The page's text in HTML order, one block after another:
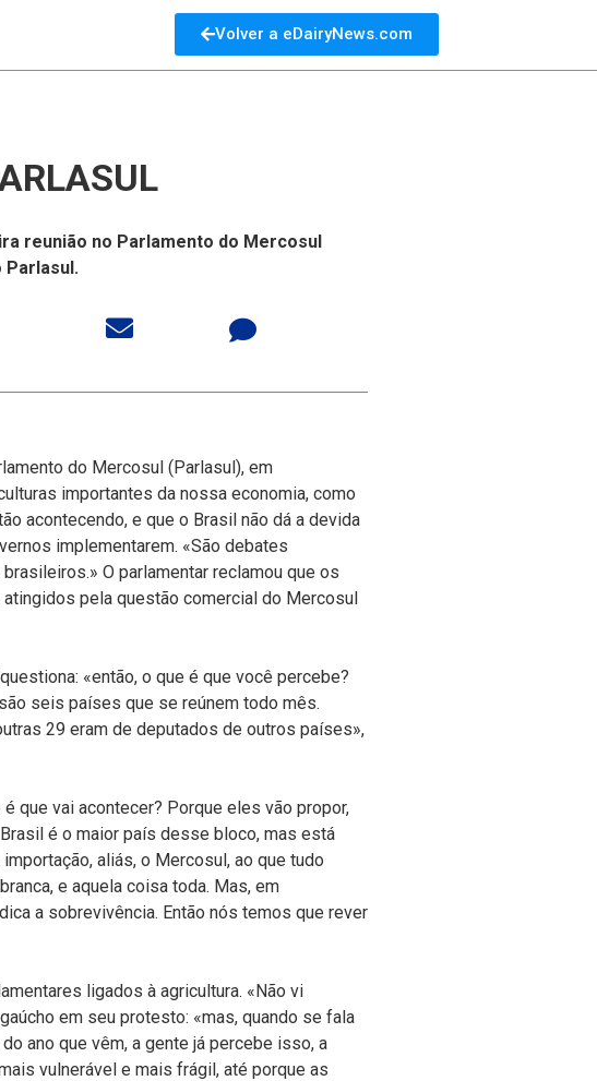
Volver a eDairyNews.com
reunião no Parlamento do Mercosul
Parlasul.
do Mercosul (Parlasul), em
importantes da nossa economia, como
acontecendo, e que o Brasil não dá a devida
implementarem. «São debates
O parlamentar reclamou que os
atingidos pela questão comercial do Mercosul
«então, o que é que você percebe?
seis países que se reúnem todo mês.
29 eram de deputados de outros países»,
que vai acontecer? Porque eles vão propor,
é o maior país desse bloco, mas está
aliás, o Mercosul, ao que tudo
e aquela coisa toda. Mas, em
a sobrevivência. Então nós temos que rever
ligados à agricultura. «Não vi
em seu protesto: «mas, quando se fala
ano que vêm, a gente já percebe isso, a
vulnerável e mais frágil, até porque as